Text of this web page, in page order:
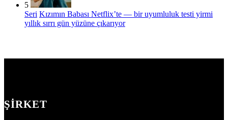
5
Seri Kızımın Babası Netflix’te — bir uyumluluk testi yirmi
yıllık sırrı gün yüzüne çıkarıyor
ŞIRKET